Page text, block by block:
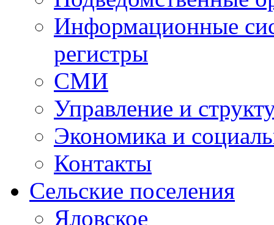
Информационные
регистры
СМИ
Управление и
Экономика и
Контакты
Сельские поселения
Яловское